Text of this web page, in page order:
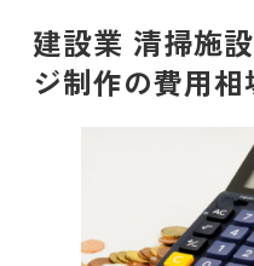
建設業 清掃施
ジ制作の費用相